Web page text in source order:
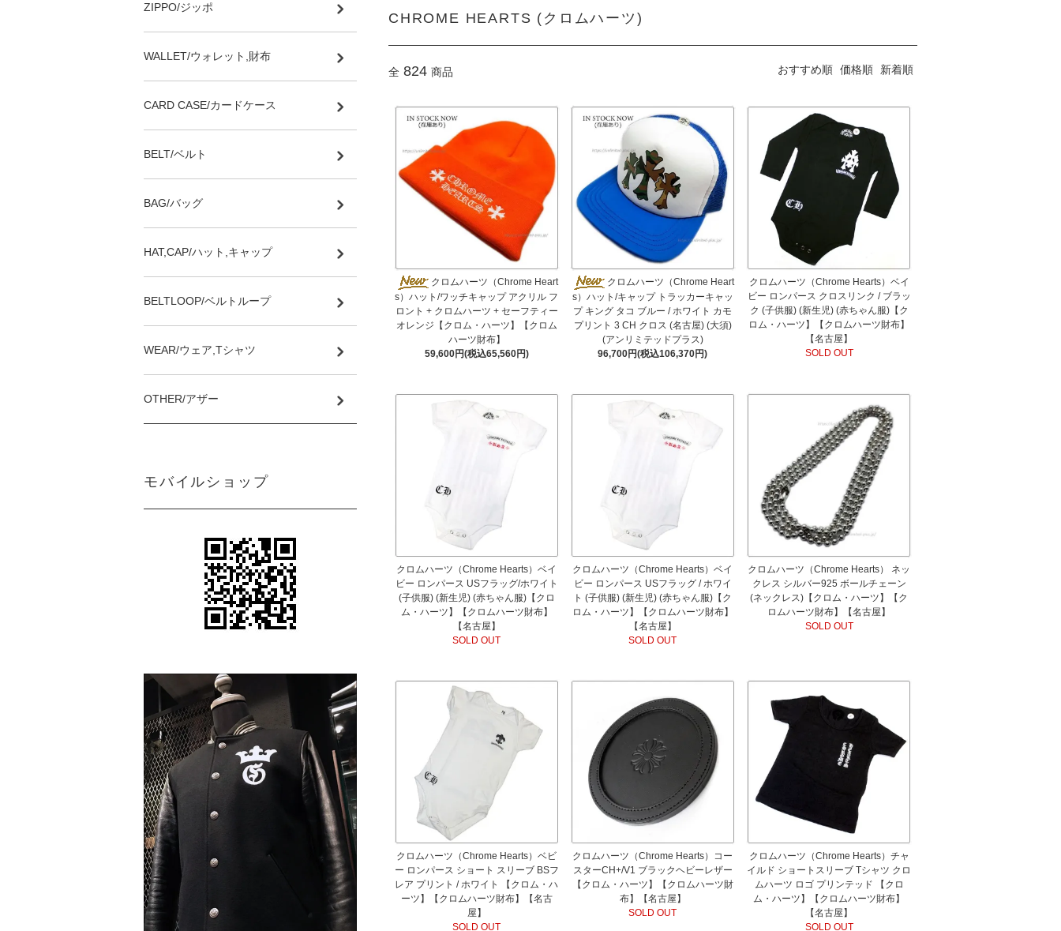
CHROME HEARTS (クロムハーツ)
全 824 商品 おすすめ順 価格順 新着順
クロムハーツ（Chrome Heart
s）ハット/ワッチキャップ アクリル フ
ロント + クロムハーツ + セーフティー
オレンジ【クロム・ハーツ】【クロム
ハーツ財布】
59,600円(税込65,560円)
クロムハーツ（Chrome Heart
s）ハット/キャップ トラッカーキャッ
プ キング タコ ブルー / ホワイト カモ
プリント 3 CH クロス (名古屋) (大須)
(アンリミテッドプラス)
96,700円(税込106,370円)
クロムハーツ（Chrome Hearts）ベイ
ビー ロンパース クロスリンク / ブラッ
ク (子供服) (新生児) (赤ちゃん服)【ク
ロム・ハーツ】【クロムハーツ財布】
【名古屋】
SOLD OUT
クロムハーツ（Chrome Hearts）ベイ
ビー ロンパース USフラッグ/ホワイト
(子供服) (新生児) (赤ちゃん服)【クロ
ム・ハーツ】【クロムハーツ財布】
【名古屋】
SOLD OUT
クロムハーツ（Chrome Hearts）ベイ
ビー ロンパース USフラッグ / ホワイ
ト (子供服) (新生児) (赤ちゃん服)【ク
ロム・ハーツ】【クロムハーツ財布】
【名古屋】
SOLD OUT
クロムハーツ（Chrome Hearts） ネッ
クレス シルバー925 ボールチェーン
(ネックレス)【クロム・ハーツ】【ク
ロムハーツ財布】【名古屋】
SOLD OUT
クロムハーツ（Chrome Hearts）ベビ
ー ロンパース ショート スリーブ BSフ
レア プリント / ホワイト 【クロム・ハ
ーツ】【クロムハーツ財布】【名古
屋】
SOLD OUT
クロムハーツ（Chrome Hearts）コー
スターCH+/V1 ブラックヘビーレザー
【クロム・ハーツ】【クロムハーツ財
布】【名古屋】
SOLD OUT
クロムハーツ（Chrome Hearts）チャ
イルド ショートスリーブ Tシャツ クロ
ムハーツ ロゴ プリンテッド 【クロ
ム・ハーツ】【クロムハーツ財布】
【名古屋】
SOLD OUT
ZIPPO/ジッポ
WALLET/ウォレット,財布
CARD CASE/カードケース
BELT/ベルト
BAG/バッグ
HAT,CAP/ハット,キャップ
BELTLOOP/ベルトループ
WEAR/ウェア,Tシャツ
OTHER/アザー
モバイルショップ